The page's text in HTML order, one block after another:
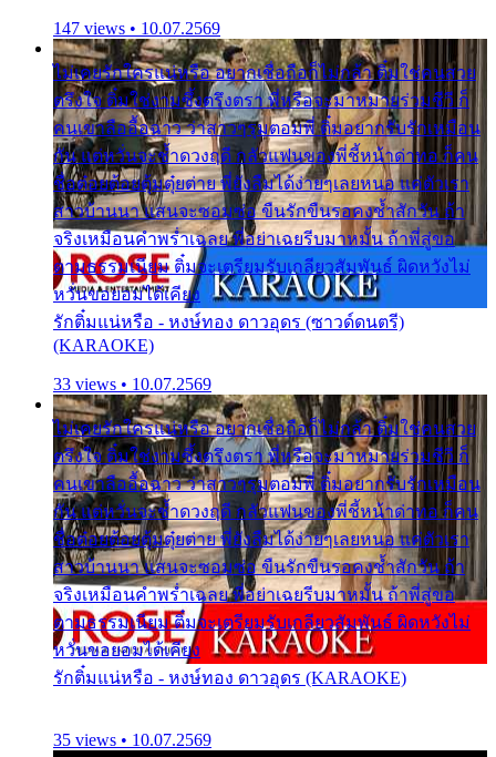
147 views • 10.07.2569
ไม่เคยรักใครแน่หรือ อยากเชื่อถือก็ไม่กล้า ติ๋มใช่คนสวย
ตรึงใจ ติ๋มใช่งามซึ้งตรึงตรา พี่หรือจะมาหมายร่วมชีวี ก็
คนเขาลืออื้อฉาว ว่าสาวๆรุมตอมพี่ ติ๋มอยากรับรักเหมือน
กัน แต่หวั่นจะช้ำดวงฤดี กลัวแฟนของพี่ชี้หน้าด่าทอ ก็คน
ชื่อต๋อยต้อยตุ้มตุ๋ยต่าย พี่ยังลืมได้ง่ายๆเลยหนอ แค่ตัวเรา
สาวบ้านนา แสนจะซอมซ่อ ขืนรักขืนรอคงช้ำสักวัน ถ้า
จริงเหมือนคำพร่ำเฉลย พี่อย่าเฉยรีบมาหมั้น ถ้าพี่สู่ขอ
ตามธรรมเนียม ติ๋มจะเตรียมรับเกลียวสัมพันธ์ ผิดหวังไม่
หวั่นขอยอมได้เคียง
รักติ๋มแน่หรือ - หงษ์ทอง ดาวอุดร (ซาวด์ดนตรี)
(KARAOKE)
33 views • 10.07.2569
ไม่เคยรักใครแน่หรือ อยากเชื่อถือก็ไม่กล้า ติ๋มใช่คนสวย
ตรึงใจ ติ๋มใช่งามซึ้งตรึงตรา พี่หรือจะมาหมายร่วมชีวี ก็
คนเขาลืออื้อฉาว ว่าสาวๆรุมตอมพี่ ติ๋มอยากรับรักเหมือน
กัน แต่หวั่นจะช้ำดวงฤดี กลัวแฟนของพี่ชี้หน้าด่าทอ ก็คน
ชื่อต๋อยต้อยตุ้มตุ๋ยต่าย พี่ยังลืมได้ง่ายๆเลยหนอ แค่ตัวเรา
สาวบ้านนา แสนจะซอมซ่อ ขืนรักขืนรอคงช้ำสักวัน ถ้า
จริงเหมือนคำพร่ำเฉลย พี่อย่าเฉยรีบมาหมั้น ถ้าพี่สู่ขอ
ตามธรรมเนียม ติ๋มจะเตรียมรับเกลียวสัมพันธ์ ผิดหวังไม่
หวั่นขอยอมได้เคียง
รักติ๋มแน่หรือ - หงษ์ทอง ดาวอุดร (KARAOKE)
35 views • 10.07.2569